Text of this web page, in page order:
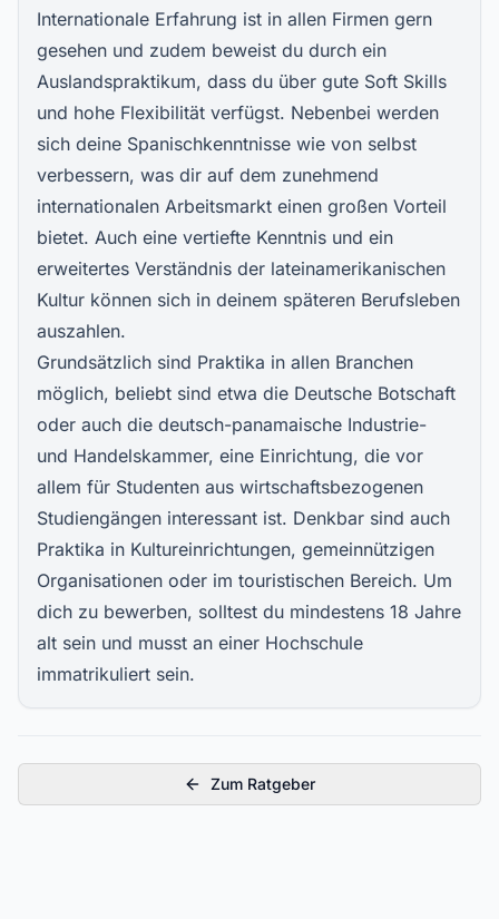
Internationale Erfahrung ist in allen Firmen gern
gesehen und zudem beweist du durch ein
Auslandspraktikum, dass du über gute Soft Skills
und hohe Flexibilität verfügst. Nebenbei werden
sich deine Spanischkenntnisse wie von selbst
verbessern, was dir auf dem zunehmend
internationalen Arbeitsmarkt einen großen Vorteil
bietet. Auch eine vertiefte Kenntnis und ein
erweitertes Verständnis der lateinamerikanischen
Kultur können sich in deinem späteren Berufsleben
auszahlen.
Grundsätzlich sind Praktika in allen Branchen
möglich, beliebt sind etwa die Deutsche Botschaft
oder auch die deutsch-panamaische Industrie-
und Handelskammer, eine Einrichtung, die vor
allem für Studenten aus wirtschaftsbezogenen
Studiengängen interessant ist. Denkbar sind auch
Praktika in Kultureinrichtungen, gemeinnützigen
Organisationen oder im touristischen Bereich. Um
dich zu bewerben, solltest du mindestens 18 Jahre
alt sein und musst an einer Hochschule
immatrikuliert sein.
Zum Ratgeber